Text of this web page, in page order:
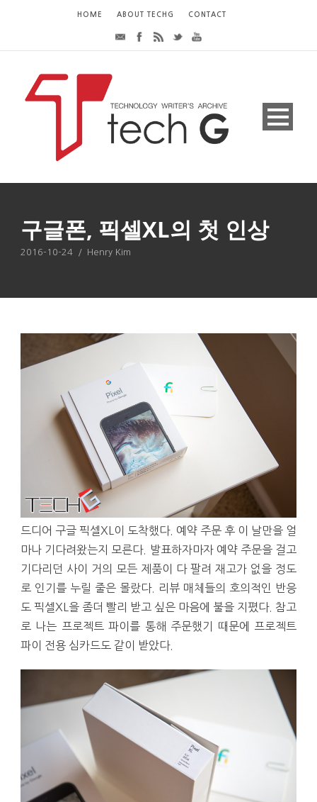
HOME ABOUT TECHG CONTACT
구글폰, 픽셀XL의 첫 인상
2016-10-24 / Henry Kim
드디어 구글 픽셀XL이 도착했다. 예약 주문 후 이 날만을 얼
마나 기다려왔는지 모른다. 발표하자마자 예약 주문을 걸고
기다리던 사이 거의 모든 제품이 다 팔려 재고가 없을 정도
로 인기를 누릴 줄은 몰랐다. 리뷰 매체들의 호의적인 반응
도 픽셀XL을 좀더 빨리 받고 싶은 마음에 불을 지폈다. 참고
로 나는 프로젝트 파이를 통해 주문했기 때문에 프로젝트
파이 전용 심카드도 같이 받았다.